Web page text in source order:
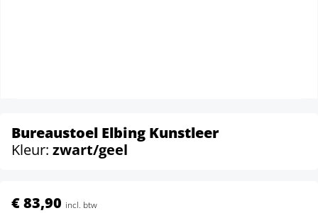
Bureaustoel Elbing Kunstleer
Kleur: zwart/geel
€ 83,90 incl. btw